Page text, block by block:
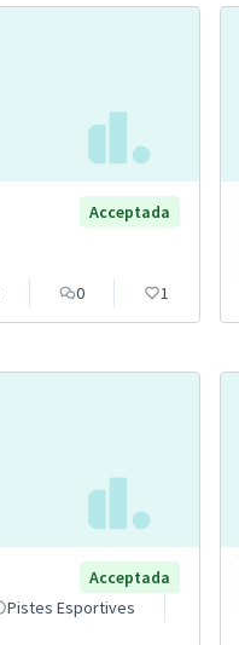
Acceptada
0 1
Acceptada
Pistes Esportives